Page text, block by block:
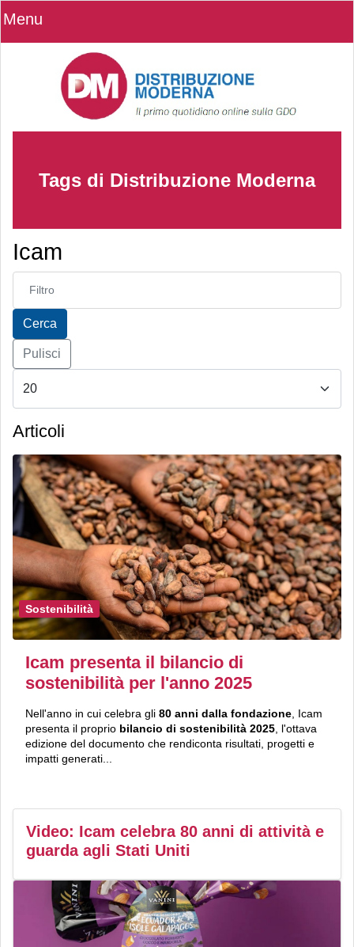
Menu
Tags di Distribuzione Moderna
Icam
Inserisci parte del titolo
Cerca
Pulisci
Articoli
Sostenibilità
Icam presenta il bilancio di
sostenibilità per l'anno 2025
Nell'anno in cui celebra gli 80 anni dalla fondazione , Icam
presenta il proprio bilancio di sostenibilità 2025 , l'ottava
edizione del documento che rendiconta risultati, progetti e
impatti generati...
Video: Icam celebra 80 anni di attività e
guarda agli Stati Uniti